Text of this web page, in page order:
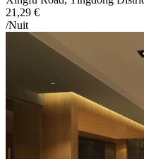
21,29 €
/Nuit